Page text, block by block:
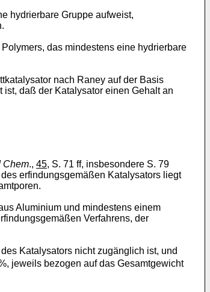
hydrierbare Gruppe aufweist,
das mindestens eine hydrierbare
nach Raney auf der Basis
daß der Katalysator einen Gehalt an
Chem., 45, S. 71 ff, insbesondere S. 79
erfindungsgemäßen Katalysators liegt
Aluminium und mindestens einem
Verfahrens, der
Katalysators nicht zugänglich ist, und
jeweils bezogen auf das Gesamtgewicht